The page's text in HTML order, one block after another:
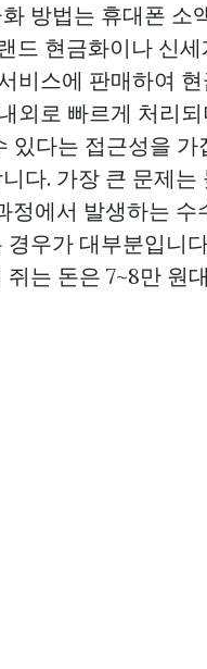
방법는 휴대폰 소
드 현금화이나 신
비스에 판매하여
외로 빠르게 처리
있다는 접근성을
다. 가장 큰 문제
정에서 발생하는
우가 대부분입니
는 돈은 7~8만 원